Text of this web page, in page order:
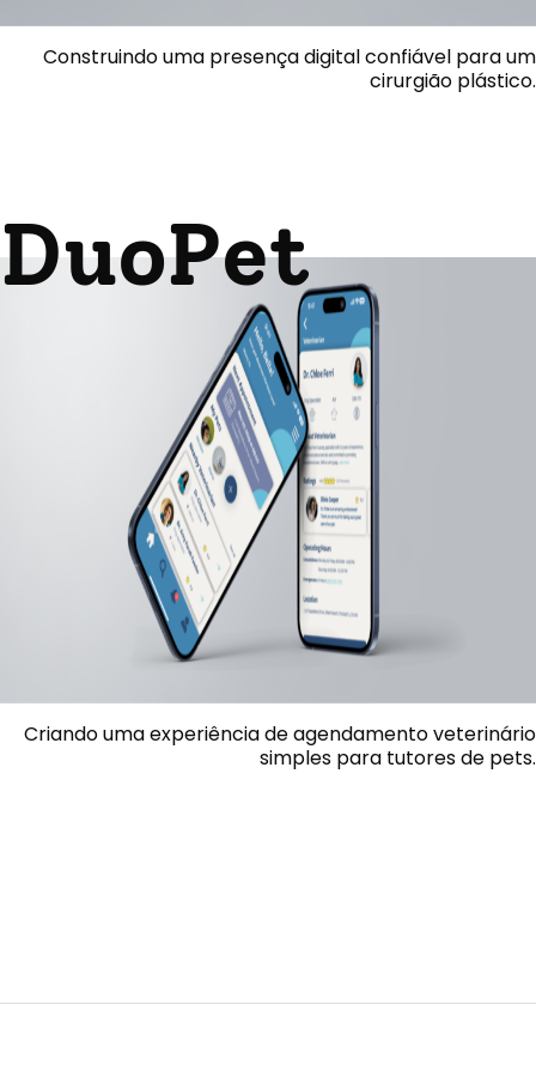
Construindo uma presença digital confiável para um
cirurgião plástico.
DuoPet
Criando uma experiência de agendamento veterinário
simples para tutores de pets.